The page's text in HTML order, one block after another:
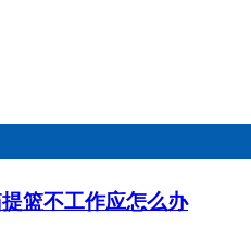
篮不工作应怎么办